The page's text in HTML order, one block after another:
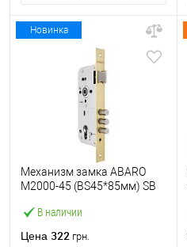
Новинка
В наличии
Механизм замка ABARO
M2000-45 (BS45*85мм) SB
Цена 322 грн.